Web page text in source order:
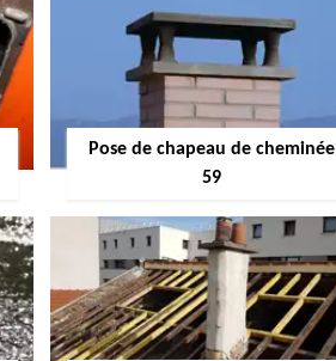
Pose de chapeau de cheminée
59